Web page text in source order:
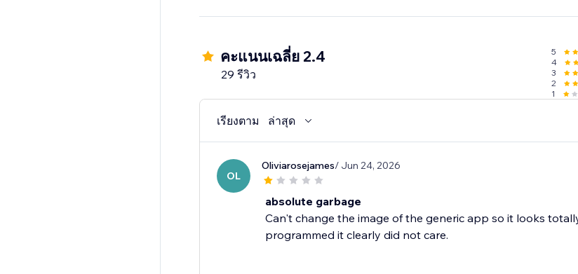
คะแนนเฉลี่ย 2.4
29 รีวิว
5
4
3
2
1
เรียงตาม ล่าสุด
OL
Oliviarosejames/ Jun 24, 2026
absolute garbage
Can't change the image of the generic app so it looks
programmed it clearly did not care.